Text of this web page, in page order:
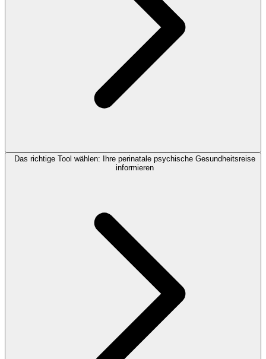
Das richtige Tool wählen: Ihre perinatale psychische Gesundheitsreise
informieren